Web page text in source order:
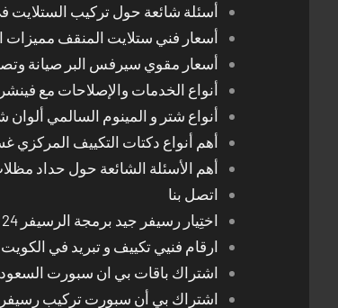
أسئلة شائعة حول تركيب الستلايت
أسعار فني ستلايت المنقف
أسعار مقوي سيرفس البر صيانة
أنواع الخدمات والإصلاحات مع
أنواع شتر و المينوم السالمي
أهم أنواع دكتات التكييف المركزي
أهم الأسئلة الشائعة حول حداد
اتصل بنا
اختِيار رسيفر جيد برمجة الرسيفر 24 ساعة في الكويت
ارقام فنيي تكييف و تبريد في
اشتراك باقات بي ان سبورت
اشتراك بي أن سبورت تركيب